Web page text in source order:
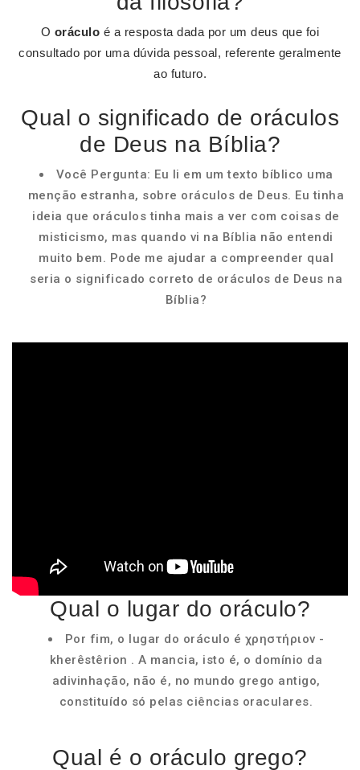
O oráculo é a resposta dada por um deus que foi
consultado por uma dúvida pessoal, referente geralmente
ao futuro.
Qual o significado de oráculos
de Deus na Bíblia?
Você Pergunta: Eu li em um texto bíblico uma
menção estranha, sobre oráculos de Deus. Eu tinha
ideia que oráculos tinha mais a ver com coisas de
misticismo, mas quando vi na Bíblia não entendi
muito bem. Pode me ajudar a compreender qual
seria o significado correto de oráculos de Deus na
Bíblia?
Qual o lugar do oráculo?
Por fim, o lugar do oráculo é χρηστήριον -
kherêstêrion . A mancia, isto é, o domínio da
adivinhação, não é, no mundo grego antigo,
constituído só pelas ciências oraculares.
Qual é o oráculo grego?